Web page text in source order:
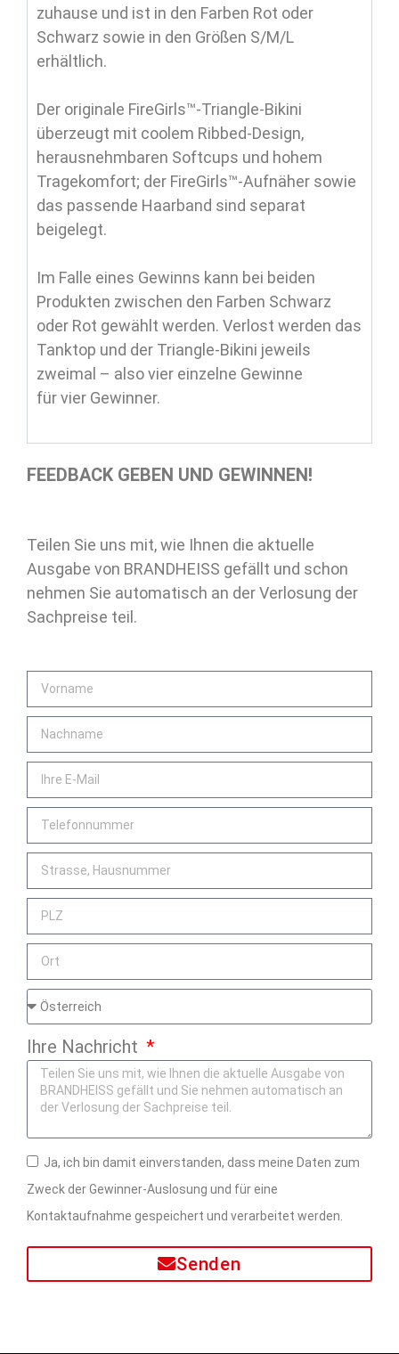
zuhause und ist in den Farben Rot oder
Schwarz sowie in den Größen S/M/L
erhältlich.
Der originale FireGirls™-Triangle-Bikini
überzeugt mit coolem Ribbed-Design,
herausnehmbaren Softcups und hohem
Tragekomfort; der FireGirls™-Aufnäher sowie
das passende Haarband sind separat
beigelegt.
Im Falle eines Gewinns kann bei beiden
Produkten zwischen den Farben Schwarz
oder Rot gewählt werden. Verlost werden das
Tanktop und der Triangle-Bikini jeweils
zweimal – also vier einzelne Gewinne
für vier Gewinner.
FEEDBACK GEBEN UND GEWINNEN!
Teilen Sie uns mit, wie Ihnen die aktuelle
Ausgabe von BRANDHEISS gefällt und schon
nehmen Sie automatisch an der Verlosung der
Sachpreise teil.
Ihre Nachricht
Ja, ich bin damit einverstanden, dass meine Daten zum
Zweck der Gewinner-Auslosung und für eine
Kontaktaufnahme gespeichert und verarbeitet werden.
Senden